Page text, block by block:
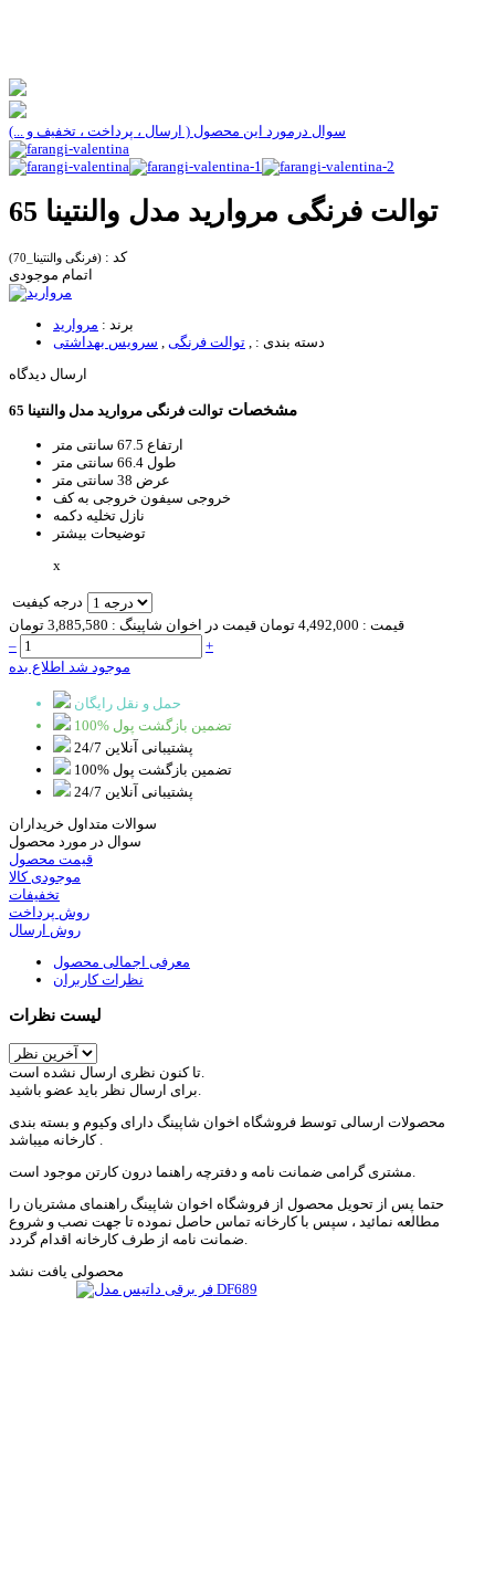
سوال درمورد این محصول ( ارسال ، پرداخت ، تخفیف و ...)
توالت فرنگی مروارید مدل والنتینا 65
کد : (فرنگی والنتینا_70)
اتمام موجودی
برند : مروارید
دسته بندی :
توالت فرنگی
سرویس بهداشتی
ارسال دیدگاه
مشخصات توالت فرنگی مروارید مدل والنتینا 65
ارتفاع 67.5 سانتی متر
طول 66.4 سانتی متر
عرض 38 سانتی متر
خروجی سیفون خروجی به کف
نازل تخلیه دکمه
توضیحات بیشتر
x
درجه کیفیت
قیمت : 4,492,000 تومان قیمت در اخوان شاپینگ : 3,885,580 تومان
–
+
موجود شد اطلاع بده
حمل و نقل رایگان
100% تضمین بازگشت پول
پشتیبانی آنلاین 24/7
100% تضمین بازگشت پول
پشتیبانی آنلاین 24/7
سوالات متداول خریداران
سوال در مورد محصول
قیمت محصول
موجودی کالا
تخفیفات
روش پرداخت
روش ارسال
معرفی اجمالی محصول
نظرات کاربران
لیست نظرات
محصولات ارسالی توسط فروشگاه اخوان شاپینگ دارای وکیوم و بسته بندی
کارخانه میباشد .
حتما پس از تحویل محصول از فروشگاه اخوان شاپینگ راهنمای مشتریان را
مطالعه نمائید ، سپس با کارخانه تماس حاصل نموده تا جهت نصب و شروع
محصولی یافت نشد